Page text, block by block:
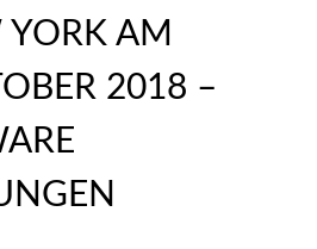
YORK AM
2018 –